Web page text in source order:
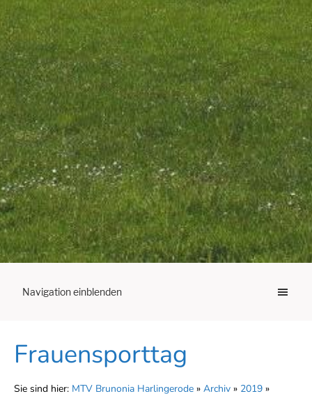
Navigation einblenden
Frauensporttag
Sie sind hier: MTV Brunonia Harlingerode » Archiv » 2019 »